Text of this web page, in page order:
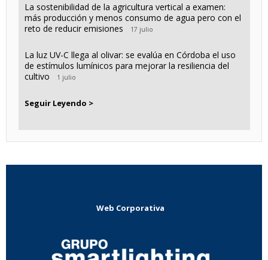
La sostenibilidad de la agricultura vertical a examen:
más producción y menos consumo de agua pero con el
reto de reducir emisiones
17 julio
La luz UV-C llega al olivar: se evalúa en Córdoba el uso
de estímulos lumínicos para mejorar la resiliencia del
cultivo
1 julio
Seguir Leyendo >
Web Corporativa